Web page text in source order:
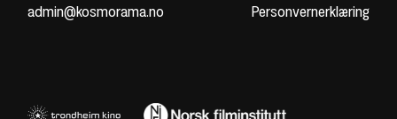
admin@kosmorama.no
Personvernerklæring